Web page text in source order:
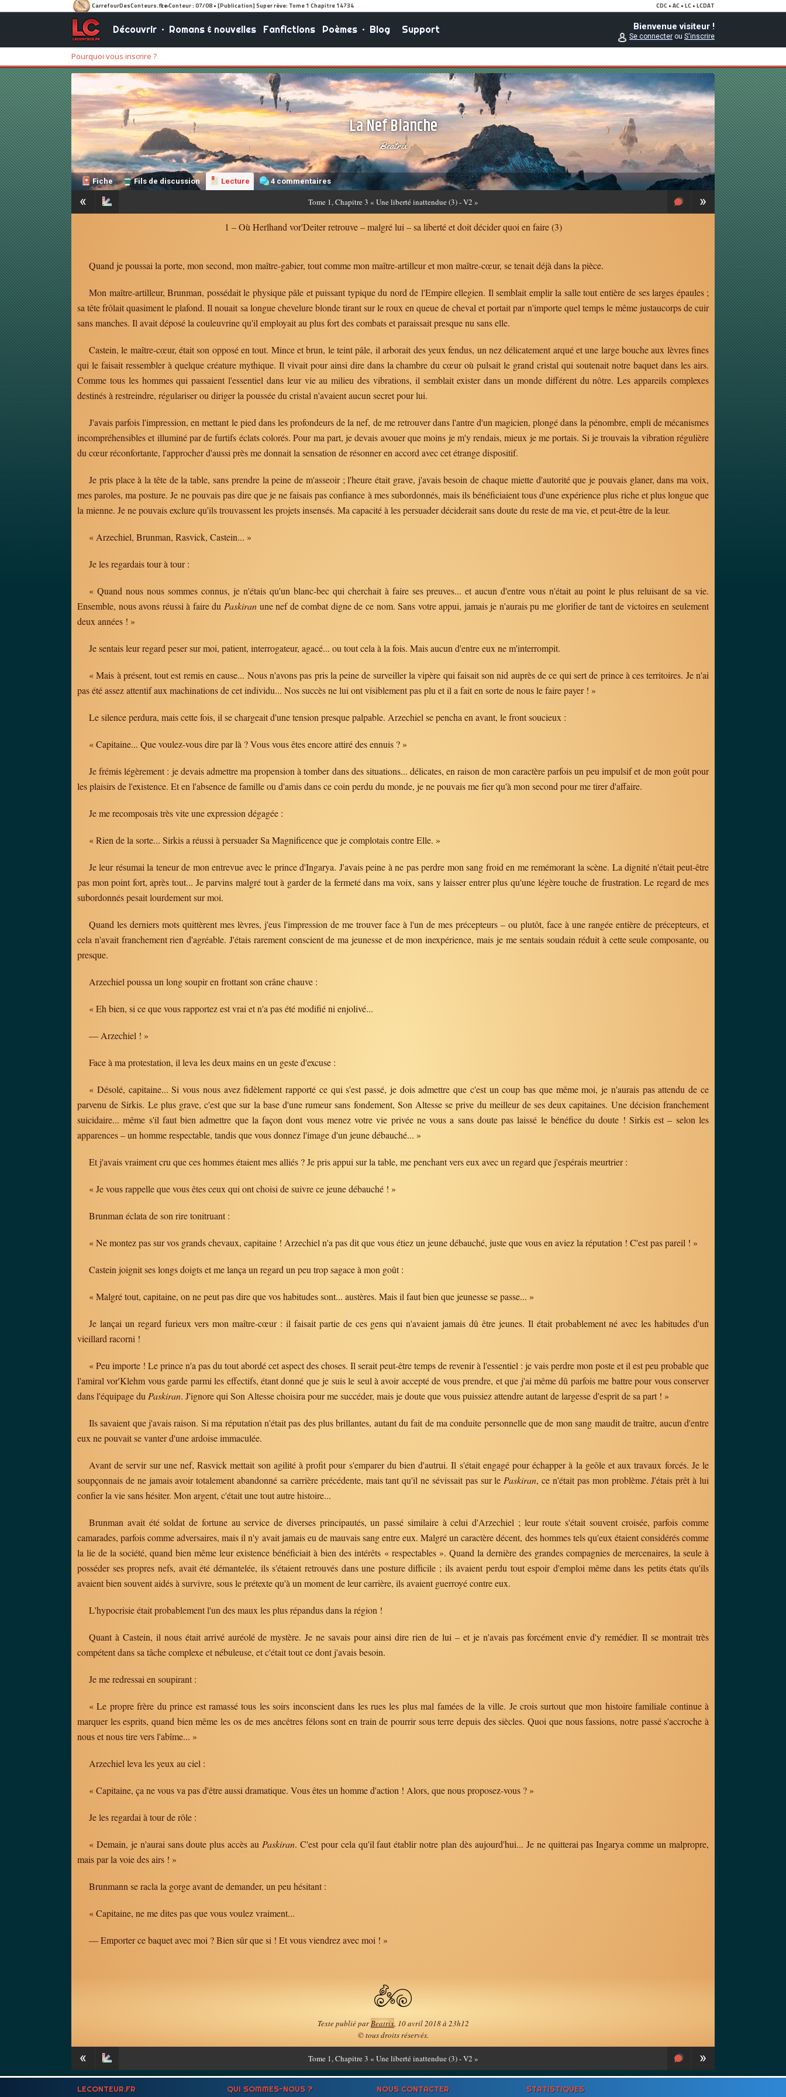
Découvrir• Romans & nouvelles Fanfictions Poèmes• Blog Support Bienvenue visiteur !
Se connecterou S'inscrire
Pourquoi vous inscrire ?
La Nef Blanche
Beatrix
Fiche Fils de discussion Lecture 4 commentaires
« »
Tome1, Chapitre 3 « Une liberté inattendue (3) - V2 »
1 – Où Herlhand vor'Deiter retrouve – malgré lui – sa liberté et doit décider quoi en faire (3)
Quand je poussai la porte, mon second, mon maître-gabier, tout comme mon maître-artilleur et mon maître-cœur, se tenait déjà dans la pièce.
Mon maître-artilleur, Brunman, possédait le physique pâle et puissant typique du nord de l'Empire ellegien. Il semblait emplir la salle tout entière de ses larges épaules ;
sa tête frôlait quasiment le plafond. Il nouait sa longue chevelure blonde tirant sur le roux en queue de cheval et portait par n'importe quel temps le même justaucorps de cuir
sans manches. Il avait déposé la couleuvrine qu'il employait au plus fort des combats et paraissait presque nu sans elle.
Castein, le maître-cœur, était son opposé en tout. Mince et brun, le teint pâle, il arborait des yeux fendus, un nez délicatement arqué et une large bouche aux lèvres fines
qui le faisait ressembler à quelque créature mythique. Il vivait pour ainsi dire dans la chambre du cœur où pulsait le grand cristal qui soutenait notre baquet dans les airs.
Comme tous les hommes qui passaient l'essentiel dans leur vie au milieu des vibrations, il semblait exister dans un monde différent du nôtre. Les appareils complexes
destinés à restreindre, régulariser ou diriger la poussée du cristal n'avaient aucun secret pour lui.
J'avais parfois l'impression, en mettant le pied dans les profondeurs de la nef, de me retrouver dans l'antre d'un magicien, plongé dans la pénombre, empli de mécanismes
incompréhensibles et illuminé par de furtifs éclats colorés. Pour ma part, je devais avouer que moins je m'y rendais, mieux je me portais. Si je trouvais la vibration régulière
du cœur réconfortante, l'approcher d'aussi près me donnait la sensation de résonner en accord avec cet étrange dispositif.
Je pris place à la tête de la table, sans prendre la peine de m'asseoir ; l'heure était grave, j'avais besoin de chaque miette d'autorité que je pouvais glaner, dans ma voix,
mes paroles, ma posture. Je ne pouvais pas dire que je ne faisais pas confiance à mes subordonnés, mais ils bénéficiaient tous d'une expérience plus riche et plus longue que
la mienne. Je ne pouvais exclure qu'ils trouvassent les projets insensés. Ma capacité à les persuader déciderait sans doute du reste de ma vie, et peut-être de la leur.
« Arzechiel, Brunman, Rasvick, Castein... »
Je les regardais tour à tour :
« Quand nous nous sommes connus, je n'étais qu'un blanc-bec qui cherchait à faire ses preuves... et aucun d'entre vous n'était au point le plus reluisant de sa vie.
Ensemble, nous avons réussi à faire du Paskiran une nef de combat digne de ce nom. Sans votre appui, jamais je n'aurais pu me glorifier de tant de victoires en seulement
deux années ! »
Je sentais leur regard peser sur moi, patient, interrogateur, agacé... ou tout cela à la fois. Mais aucun d'entre eux ne m'interrompit.
« Mais à présent, tout est remis en cause... Nous n'avons pas pris la peine de surveiller la vipère qui faisait son nid auprès de ce qui sert de prince à ces territoires. Je n'ai
pas été assez attentif aux machinations de cet individu... Nos succès ne lui ont visiblement pas plu et il a fait en sorte de nous le faire payer ! »
Le silence perdura, mais cette fois, il se chargeait d'une tension presque palpable. Arzechiel se pencha en avant, le front soucieux :
« Capitaine... Que voulez-vous dire par là ? Vous vous êtes encore attiré des ennuis ? »
Je frémis légèrement : je devais admettre ma propension à tomber dans des situations... délicates, en raison de mon caractère parfois un peu impulsif et de mon goût pour
les plaisirs de l'existence. Et en l'absence de famille ou d'amis dans ce coin perdu du monde, je ne pouvais me fier qu'à mon second pour me tirer d'affaire.
Je me recomposais très vite une expression dégagée :
« Rien de la sorte... Sirkis a réussi à persuader Sa Magnificence que je complotais contre Elle. »
Je leur résumai la teneur de mon entrevue avec le prince d'Ingarya. J'avais peine à ne pas perdre mon sang froid en me remémorant la scène. La dignité n'était peut-être
pas mon point fort, après tout... Je parvins malgré tout à garder de la fermeté dans ma voix, sans y laisser entrer plus qu'une légère touche de frustration. Le regard de mes
subordonnés pesait lourdement sur moi.
Quand les derniers mots quittèrent mes lèvres, j'eus l'impression de me trouver face à l'un de mes précepteurs – ou plutôt, face à une rangée entière de précepteurs, et
cela n'avait franchement rien d'agréable. J'étais rarement conscient de ma jeunesse et de mon inexpérience, mais je me sentais soudain réduit à cette seule composante, ou
presque.
Arzechiel poussa un long soupir en frottant son crâne chauve :
« Eh bien, si ce que vous rapportez est vrai et n'a pas été modifié ni enjolivé...
— Arzechiel ! »
Face à ma protestation, il leva les deux mains en un geste d'excuse :
« Désolé, capitaine... Si vous nous avez fidèlement rapporté ce qui s'est passé, je dois admettre que c'est un coup bas que même moi, je n'aurais pas attendu de ce
parvenu de Sirkis. Le plus grave, c'est que sur la base d'une rumeur sans fondement, Son Altesse se prive du meilleur de ses deux capitaines. Une décision franchement
suicidaire... même s'il faut bien admettre que la façon dont vous menez votre vie privée ne vous a sans doute pas laissé le bénéfice du doute ! Sirkis est – selon les
apparences – un homme respectable, tandis que vous donnez l'image d'un jeune débauché... »
Et j'avais vraiment cru que ces hommes étaient mes alliés ? Je pris appui sur la table, me penchant vers eux avec un regard que j'espérais meurtrier :
« Je vous rappelle que vous êtes ceux qui ont choisi de suivre ce jeune débauché ! »
Brunman éclata de son rire tonitruant :
« Ne montez pas sur vos grands chevaux, capitaine ! Arzechiel n'a pas dit que vous étiez un jeune débauché, juste que vous en aviez la réputation ! C'est pas pareil ! »
Castein joignit ses longs doigts et me lança un regard un peu trop sagace à mon goût :
« Malgré tout, capitaine, on ne peut pas dire que vos habitudes sont... austères. Mais il faut bien que jeunesse se passe... »
Je lançai un regard furieux vers mon maître-cœur : il faisait partie de ces gens qui n'avaient jamais dû être jeunes. Il était probablement né avec les habitudes d'un
vieillard racorni !
« Peu importe ! Le prince n'a pas du tout abordé cet aspect des choses. Il serait peut-être temps de revenir à l'essentiel : je vais perdre mon poste et il est peu probable que
l'amiral vor'Klehm vous garde parmi les effectifs, étant donné que je suis le seul à avoir accepté de vous prendre, et que j'ai même dû parfois me battre pour vous conserver
dans l'équipage du Paskiran. J'ignore qui Son Altesse choisira pour me succéder, mais je doute que vous puissiez attendre autant de largesse d'esprit de sa part ! »
Ils savaient que j'avais raison. Si ma réputation n'était pas des plus brillantes, autant du fait de ma conduite personnelle que de mon sang maudit de traître, aucun d'entre
eux ne pouvait se vanter d'une ardoise immaculée.
Avant de servir sur une nef, Rasvick mettait son agilité à profit pour s'emparer du bien d'autrui. Il s'était engagé pour échapper à la geôle et aux travaux forcés. Je le
soupçonnais de ne jamais avoir totalement abandonné sa carrière précédente, mais tant qu'il ne sévissait pas sur le Paskiran, ce n'était pas mon problème. J'étais prêt à lui
confier la vie sans hésiter. Mon argent, c'était une tout autre histoire...
Brunman avait été soldat de fortune au service de diverses principautés, un passé similaire à celui d'Arzechiel ; leur route s'était souvent croisée, parfois comme
camarades, parfois comme adversaires, mais il n'y avait jamais eu de mauvais sang entre eux. Malgré un caractère décent, des hommes tels qu'eux étaient considérés comme
la lie de la société, quand bien même leur existence bénéficiait à bien des intérêts « respectables ». Quand la dernière des grandes compagnies de mercenaires, la seule à
posséder ses propres nefs, avait été démantelée, ils s'étaient retrouvés dans une posture difficile ; ils avaient perdu tout espoir d'emploi même dans les petits états qu'ils
avaient bien souvent aidés à survivre, sous le prétexte qu'à un moment de leur carrière, ils avaient guerroyé contre eux.
L'hypocrisie était probablement l'un des maux les plus répandus dans la région !
Quant à Castein, il nous était arrivé auréolé de mystère. Je ne savais pour ainsi dire rien de lui – et je n'avais pas forcément envie d'y remédier. Il se montrait très
compétent dans sa tâche complexe et nébuleuse, et c'était tout ce dont j'avais besoin.
Je me redressai en soupirant :
« Le propre frère du prince est ramassé tous les soirs inconscient dans les rues les plus mal famées de la ville. Je crois surtout que mon histoire familiale continue à
marquer les esprits, quand bien même les os de mes ancêtres félons sont en train de pourrir sous terre depuis des siècles. Quoi que nous fassions, notre passé s'accroche à
nous et nous tire vers l'abîme... »
Arzechiel leva les yeux au ciel :
« Capitaine, ça ne vous va pas d'être aussi dramatique. Vous êtes un homme d'action ! Alors, que nous proposez-vous ? »
Je les regardai à tour de rôle :
« Demain, je n'aurai sans doute plus accès au Paskiran. C'est pour cela qu'il faut établir notre plan dès aujourd'hui... Je ne quitterai pas Ingarya comme un malpropre,
mais par la voie des airs ! »
Brunmann se racla la gorge avant de demander, un peu hésitant :
« Capitaine, ne me dites pas que vous voulez vraiment...
— Emporter ce baquet avec moi ? Bien sûr que si ! Et vous viendrez avec moi ! »
Texte publié parBeatrix, 10 avril 2018 à 23h12
© tous droits réservés.
« »
Tome1, Chapitre 3 « Une liberté inattendue (3) - V2 »
LECONTEUR.FR QUI SOMMES-NOUS ? NOUS CONTACTER STATISTIQUES